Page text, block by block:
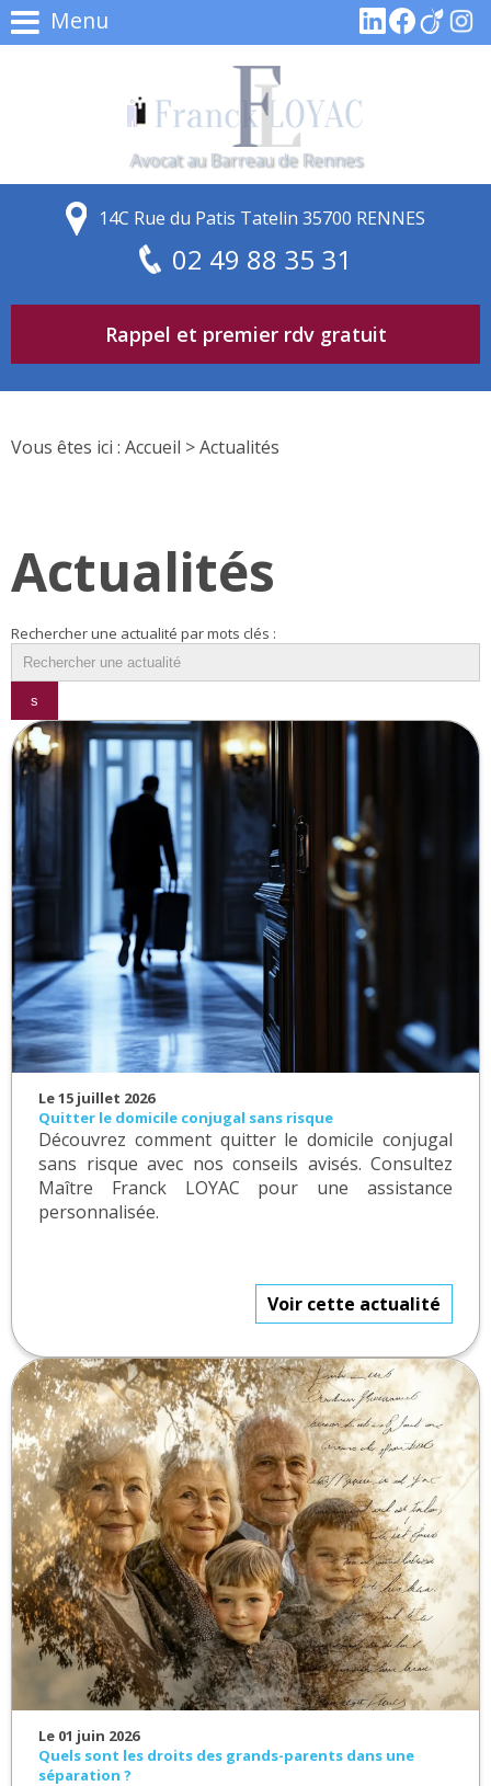
Menu
Avocat au Barreau de Rennes
14C Rue du Patis Tatelin 35700 RENNES
02 49 88 35 31
Rappel et premier rdv gratuit
Vous êtes ici : Accueil > Actualités
Actualités
Rechercher une actualité par mots clés :
Le 15 juillet 2026
Quitter le domicile conjugal sans risque
Découvrez comment quitter le domicile conjugal
sans risque avec nos conseils avisés. Consultez
Maître Franck LOYAC pour une assistance
personnalisée.
Voir cette actualité
Le 01 juin 2026
Quels sont les droits des grands-parents dans une
séparation ?